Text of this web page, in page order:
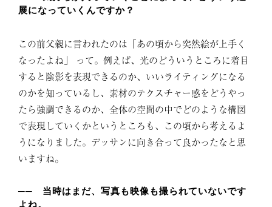
展になっていくんですか？
この前父親に言われたのは「あの頃から突然絵が上手く
なったよね」 って。例えば、光のどういうところに着目
すると陰影を表現できるのか、いいライティングになる
のかを知っているし、素材のテクスチャー感をどうやっ
たら強調できるのか、全体の空間の中でどのような構図
で表現していくかというところも、この頃から考えるよ
うになりました。デッサンに向き合って良かったなと思
いますね。
── 当時はまだ、写真も映像も撮られていないです
よね。